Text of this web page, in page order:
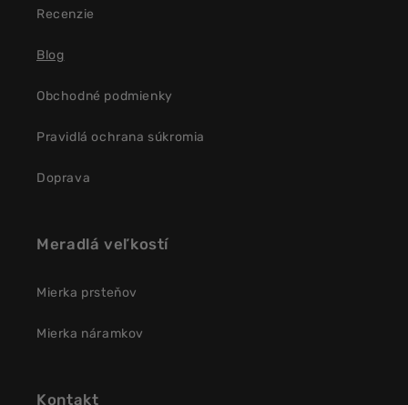
Recenzie
Blog
Obchodné podmienky
Pravidlá ochrana súkromia
Doprava
Meradlá veľkostí
Mierka prsteňov
Mierka náramkov
Kontakt